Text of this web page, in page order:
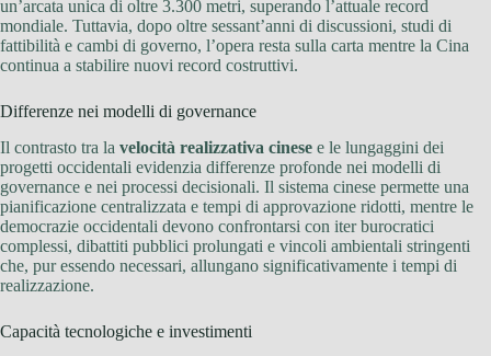
un’arcata unica di oltre 3.300 metri, superando l’attuale record
mondiale. Tuttavia, dopo oltre sessant’anni di discussioni, studi di
fattibilità e cambi di governo, l’opera resta sulla carta mentre la Cina
continua a stabilire nuovi record costruttivi.
Differenze nei modelli di governance
Il contrasto tra la velocità realizzativa cinese e le lungaggini dei
progetti occidentali evidenzia differenze profonde nei modelli di
governance e nei processi decisionali. Il sistema cinese permette una
pianificazione centralizzata e tempi di approvazione ridotti, mentre le
democrazie occidentali devono confrontarsi con iter burocratici
complessi, dibattiti pubblici prolungati e vincoli ambientali stringenti
che, pur essendo necessari, allungano significativamente i tempi di
realizzazione.
Capacità tecnologiche e investimenti